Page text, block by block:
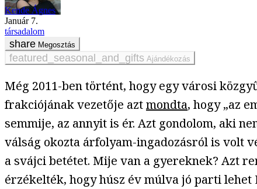
Kende Ágnes
január 7.
társadalom
Megosztás
Ajándékozás
Még 2011-ben történt, hogy egy városi
frakciójának vezetője aztmondta, hogy „az
semmije, az annyit is ér. Azt gondolom, aki
válság okozta árfolyam-ingadozásról is volt
a svájci betétet. Mije van a gyereknek? Azt
érzékelték, hogy húsz év múlva jó parti